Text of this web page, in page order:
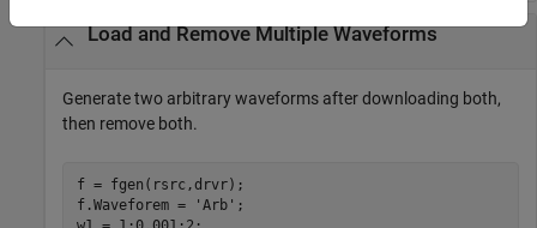
Load and Remove Multiple Waveforms
Generate two arbitrary waveforms after downloading both,
then remove both.
f = fgen(rsrc,drvr);
f.Waveforem =
'Arb' ;